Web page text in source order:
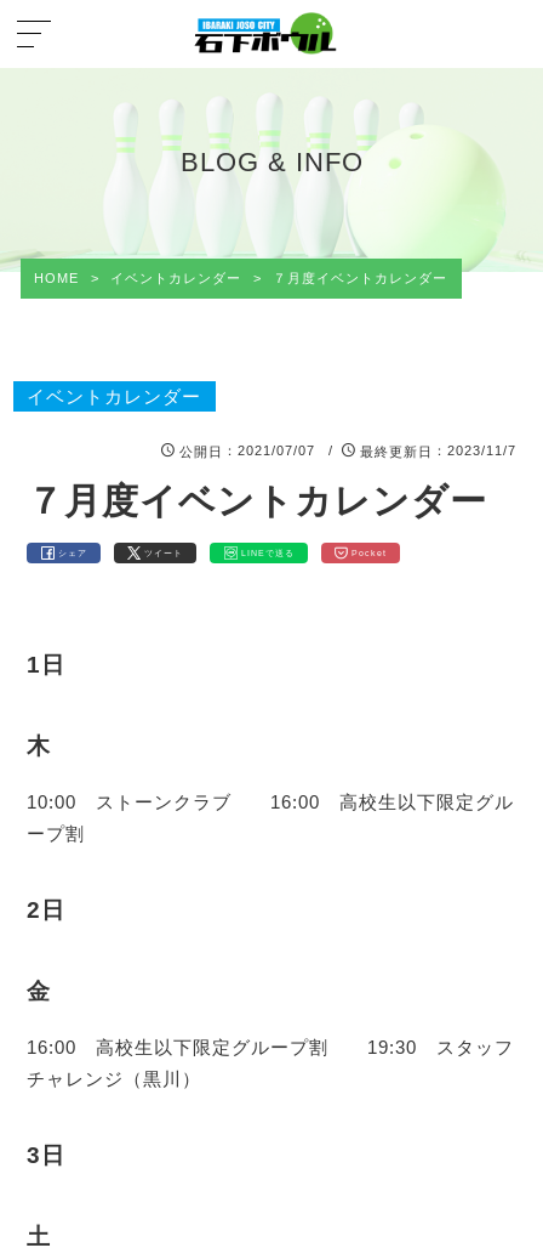
BLOG & INFO
HOME > イベントカレンダー > ７月度イベントカレンダー
イベントカレンダー
公開日 ：2021/07/07 / 最終更新日 ：2023/11/7
７月度イベントカレンダー
シェア ツイート LINEで送る Pocket
1日
木
10:00 ストーンクラブ 16:00 高校生以下限定グル
ープ割
2日
金
16:00 高校生以下限定グループ割 19:30 スタッフ
チャレンジ（黒川）
3日
土